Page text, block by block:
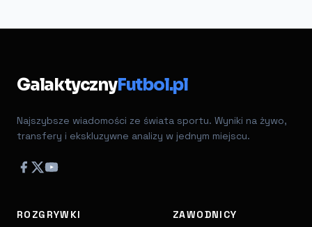
GalaktycznyFutbol.pl
Najszybsze wiadomości ze świata sportu. Wyniki na żywo,
transfery i ekskluzywne analizy w jednym miejscu.
ROZGRYWKI ZAWODNICY